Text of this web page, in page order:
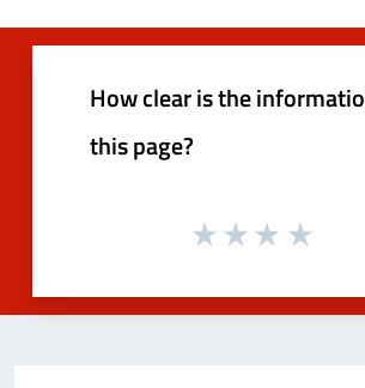
How clear is the
this page?